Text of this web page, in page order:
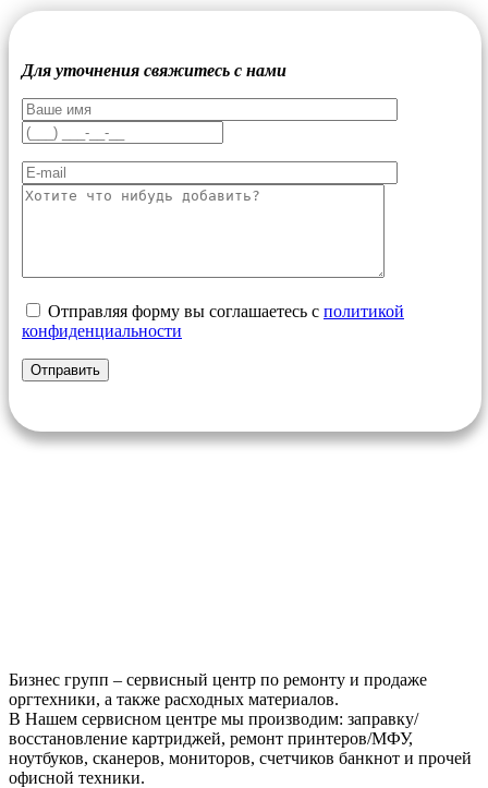
Для уточнения свяжитесь с нами
Отправляя форму вы соглашаетесь с политикой
конфиденциальности
Бизнес групп – сервисный центр по ремонту и продаже
оргтехники, а также расходных материалов.
В Нашем сервисном центре мы производим: заправку/
восстановление картриджей, ремонт принтеров/МФУ,
ноутбуков, сканеров, мониторов, счетчиков банкнот и прочей
офисной техники.